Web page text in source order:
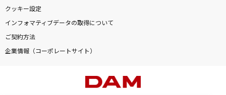
クッキー設定
インフォマティブデータの取得について
ご契約方法
企業情報（コーポレートサイト）